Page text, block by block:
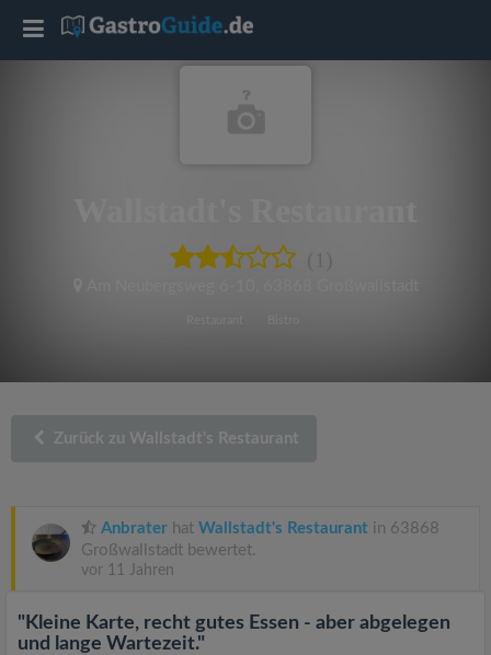
(1)
Zurück zu Wallstadt's Restaurant
Anbrater hat Wallstadt's Restaurant in 63868
Großwallstadt bewertet.
vor 11 Jahren
"Kleine Karte, recht gutes Essen - aber abgelegen
und lange Wartezeit."
T